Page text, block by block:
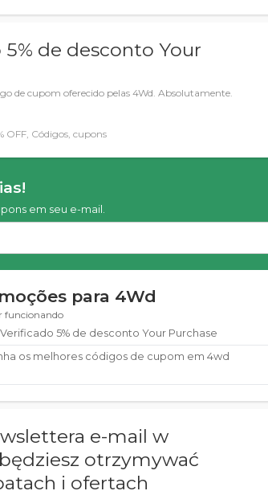
de desconto Your
de cupom oferecido pelas 4Wd. Absolutamente.
OFF, Códigos, cupons
em seu e-mail.
para 4Wd
funcionando
5% de desconto Your Purchase
os melhores códigos de cupom em 4wd
e-mail w
otrzymywać
i ofertach